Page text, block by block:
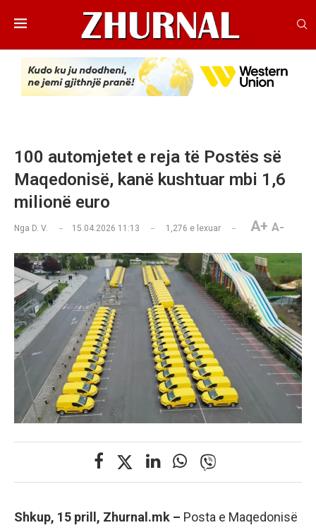
100 automjetet e reja të Postës së
Maqedonisë, kanë kushtuar mbi 1,6
milionë euro
Nga D. V. 15.04.2026 11:13 1,276 e lexuar A+ A-
Shkup, 15 prill, Zhurnal.mk – Posta e Maqedonisë